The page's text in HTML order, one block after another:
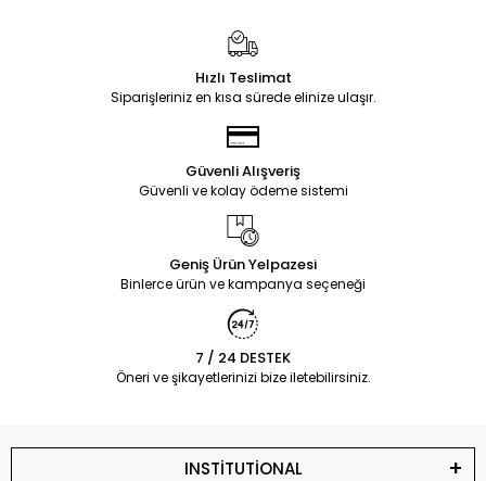
Hızlı Teslimat
Siparişleriniz en kısa sürede elinize ulaşır.
Güvenli Alışveriş
Güvenli ve kolay ödeme sistemi
Geniş Ürün Yelpazesi
Binlerce ürün ve kampanya seçeneği
7 / 24 DESTEK
Öneri ve şikayetlerinizi bize iletebilirsiniz.
INSTİTUTİONAL